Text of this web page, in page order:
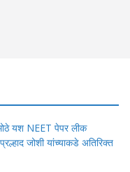
मोठे यश NEET पेपर लीक
जोशी यांच्याकडे अतिरिक्त